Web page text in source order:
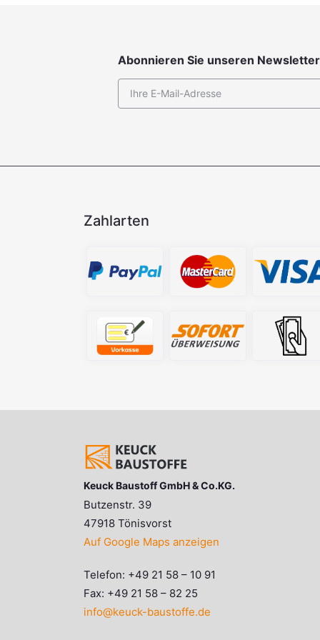
Abonnieren Sie unseren
Zahlarten
Keuck Baustoff GmbH & Co.KG.
Butzenstr. 39
47918 Tönisvorst
Auf Google Maps anzeigen
Telefon: +49 21 58 – 10 91
Fax: +49 21 58 – 82 25
info@keuck-baustoffe.de